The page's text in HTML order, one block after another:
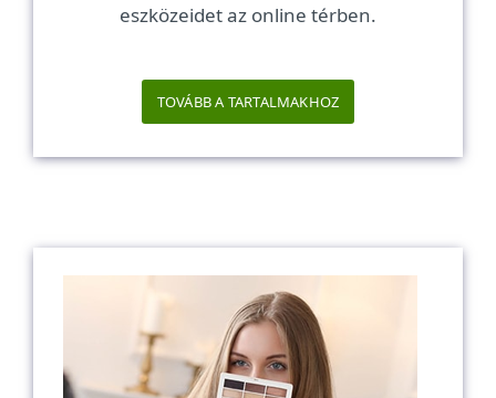
eszközeidet az online térben.
TOVÁBB A TARTALMAKHOZ